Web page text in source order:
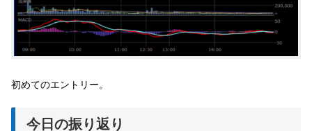
初めてのエントリー。
今日の振り返り